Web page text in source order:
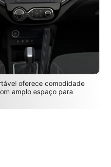
oferece comodidade
amplo espaço para